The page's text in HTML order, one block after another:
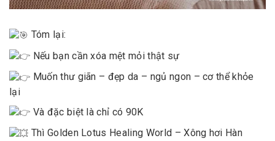
Tóm lại:
Nếu bạn cần xóa mệt mỏi thật sự
Muốn thư giãn – đẹp da – ngủ ngon – cơ thể khỏe
lại
Và đặc biệt là chỉ có 90K
Thì Golden Lotus Healing World – Xông hơi Hàn